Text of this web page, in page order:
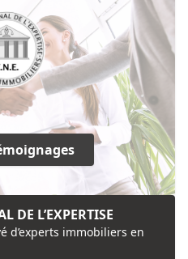
DE L’EXPERTISE
d’experts immobiliers en